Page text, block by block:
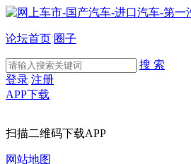
论坛首页 圈子
搜 索
登录 注册
APP下载
扫描二维码下载APP
网站地图